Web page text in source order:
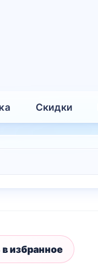
Скидки
избранное